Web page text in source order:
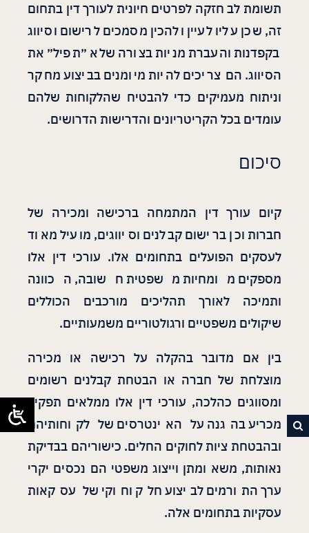
תשומת לב חזקה לפרטים חיונית לעורך דין בתחום
זה, שכן עליו לעיין ולהכין מסמכים לרישום וסיווג
בקפדנות והעברת מניות בצורה שלא ״תפיל״ את
הסיווג. הם צריכים להיות מיומנים בביצוע מחקר
וניתוח מעמיקים כדי להבטיח שהלקוחות שלהם
עומדים בכל הקריטריונים והדרישות הדרושים.
סיכום
קיום עורך דין המתמחה ברכישה ומכירה של
חברות וכן ברישום קבלנים וסיווגים, מועיל מאוד
לעסקים הפועלים בתחומים אלו. עורכי דין אלו
מספקים מומחיות משפטית חשובה, הכוונה
ותמיכה לאורך תהליכים מורכבים הכוללים
שיקולים משפטיים ורגולטוריים משמעותיים.
בין אם מדובר בהקלה על רכישה או מכירה
מוצלחת של חברה או הבטחת קבלנים רשומים
ומסווגים כהלכה, עורכי דין אלו ממלאים תפקיד
מכריע בהגנה על האינטרסים של לקוחותיהם
ובהבטחת ציות לחוקים החלים. כישוריהם בבדיקת
נאותות, משא ומתן וייצוג משפטי הם נכסים יקרי
ערך התורמים לביצוע חלק וחוקי של עסקאות
עסקיות בתחומים אלה.